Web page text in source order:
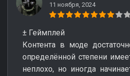
11 ноября, 2024
± Геймплей
Контента в моде
определённой степени
неплохо, но иногда